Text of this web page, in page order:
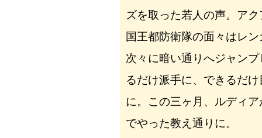
ズを取った若人の声。ア
国王都防衛隊の面々はレ
次々に暗い通りへジャン
るだけ派手に、できるだ
に。この三ヶ月、ルディ
でやった教え通りに。